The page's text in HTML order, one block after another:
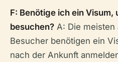
F: Benötige ich ein Visum,
besuchen? A: Die meisten
Besucher benötigen ein
nach der Ankunft